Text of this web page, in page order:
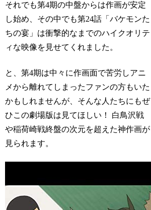
それでも第4期の中盤からは作画が安定
し始め、その中でも第24話「バケモンた
ちの宴」は衝撃的なまでのハイクオリテ
ィな映像を見せてくれました。
と、第4期は中々に作画面で苦労しアニ
メから離れてしまったファンの方もいた
かもしれませんが、そんな人たちにもぜ
ひこの劇場版は見てほしい！ 白鳥沢戦
や稲荷崎戦終盤の次元を超えた神作画が
見られます。